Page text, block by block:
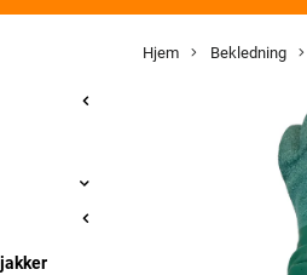
Hjem Bekledning